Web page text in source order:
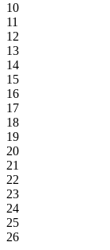
10
11
12
13
14
15
16
17
18
19
20
21
22
23
24
25
26